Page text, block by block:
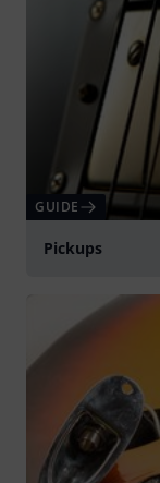
GUIDE
Pickups